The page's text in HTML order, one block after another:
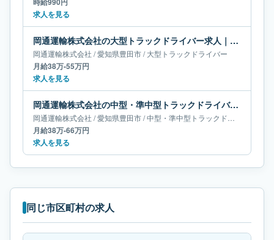
求人を見る
岡通運輸株式会社の大型トラックドライバー求人｜愛知県豊田市｜月給38万-55万円
岡通運輸株式会社 /愛知県豊田市/大型トラックドライバー
月給38万-55万円
求人を見る
岡通運輸株式会社の中型・準中型トラックドライバー求人｜愛知県豊田市｜月給38万-66万円
岡通運輸株式会社 /愛知県豊田市/中型・準中型トラックドライバー
月給38万-66万円
求人を見る
同じ市区町村の求人